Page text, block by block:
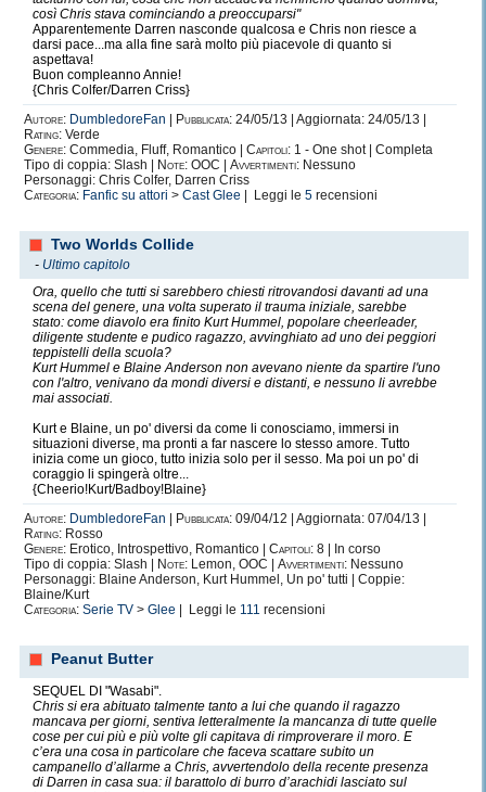
e apprezzare per la prima volta lo sport più bello del
mondo.
E' stato un vero e proprio colpo di fulmine.
Mi hanno fatta sognare, gioire, e inutile
Ma per loro, questo e altro.
Sì, sono italiana, ma tifo Germania, e ne vado fiera!
La terza, sono i
Sì, avete capito benissimo.
Tokio Hotel
Quei quattro poveri tedeschi discriminati da tutti,
(che poi devo ancora capire perchè.)
Mi sono follemente innamorata di loro,
delle loro canzoni, del loro semplice essere.
Sono
speciali
, ne sono convinta.
La loro musica non è la migliore in circolazione
ne sono pienamente consapevole.
Ma mi basta qualche loro nota o parola per
emozionarmi.
Allora, potete biasimarmi per questo?
Qualcuno più saggio di tutti noi non diceva
De gustibus non disputandum est?
Io amo quei quattro adorabili Crucchi
non lo
nascondo.
Oltre ailibri, che considero amici e compagni di vita,
c'è un'altra cosa che mi appassiona, e che
spesso e volentieri diventa una vera
così Chris stava cominciando a preoccuparsi"
Apparentemente Darren nasconde qualcosa e Chris non riesce a
darsi pace...ma alla fine sarà molto più piacevole di quanto si
aspettava!
Buon compleanno Annie!
{Chris Colfer/Darren Criss}
Autore: DumbledoreFan Pubblicata: 24/05/13 | Aggiornata: 24/05/13 |
Rating: Verde
Genere: Commedia, Fluff, Romantico | Capitoli: 1 - One shot | Completa
Tipo di coppia: Slash |
Note: OOC | Avvertimenti: Nessuno
Personaggi: Chris Colfer, Darren Criss
Categoria: Fanfic su attori > Cast Glee | Leggi le 5 recensioni
Two Worlds Collide
- Ultimo capitolo
Ora, quello che tutti si sarebbero chiesti ritrovandosi davanti ad una
scena del genere, una volta superato il trauma iniziale, sarebbe
stato: come diavolo era finito Kurt Hummel, popolare cheerleader,
diligente studente e pudico ragazzo, avvinghiato ad uno dei peggiori
teppistelli della scuola?
Kurt Hummel e Blaine Anderson non avevano niente da spartire l'uno
con l'altro, venivano da mondi diversi e distanti, e nessuno li avrebbe
mai associati.
Kurt e Blaine, un po' diversi da come li conosciamo, immersi in
situazioni diverse, ma pronti a far nascere lo stesso amore. Tutto
inizia come un gioco, tutto inizia solo per il sesso. Ma poi un po' di
coraggio li spingerà oltre...
{Cheerio!Kurt/Badboy!Blaine}
Autore: DumbledoreFan Pubblicata: 09/04/12 | Aggiornata: 07/04/13 |
Rating: Rosso
Genere: Erotico, Introspettivo, Romantico | Capitoli: 8 | In corso
Tipo di coppia: Slash |
Note: Lemon, OOC | Avvertimenti: Nessuno
Personaggi: Blaine Anderson, Kurt Hummel, Un po' tutti | Coppie:
Blaine/Kurt
Categoria: Serie TV > Glee | Leggi le 111 recensioni
Peanut Butter
SEQUEL DI "Wasabi".
Chris si era abituato talmente tanto a lui che quando il ragazzo
mancava per giorni, sentiva letteralmente la mancanza di tutte quelle
cose per cui più e più volte gli capitava di rimproverare il moro. E
c’era una cosa in particolare che faceva scattare subito un
campanello d’allarme a Chris, avvertendolo della recente presenza
di Darren in casa sua: il barattolo di burro d’arachidi lasciato sul